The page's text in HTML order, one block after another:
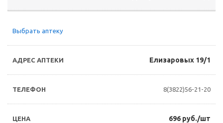
Выбрать аптеку
Елизаровых 19/1
8(3822)56-21-20
696 руб./шт